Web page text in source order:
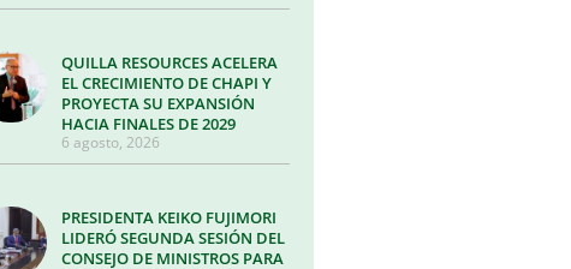
QUILLA RESOURCES ACELERA
EL CRECIMIENTO DE CHAPI Y
PROYECTA SU EXPANSIÓN
HACIA FINALES DE 2029
6 agosto, 2026
PRESIDENTA KEIKO FUJIMORI
LIDERÓ SEGUNDA SESIÓN DEL
CONSEJO DE MINISTROS PARA